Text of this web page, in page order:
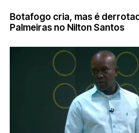
Botafogo cria, mas é
Palmeiras no Nilton Santos